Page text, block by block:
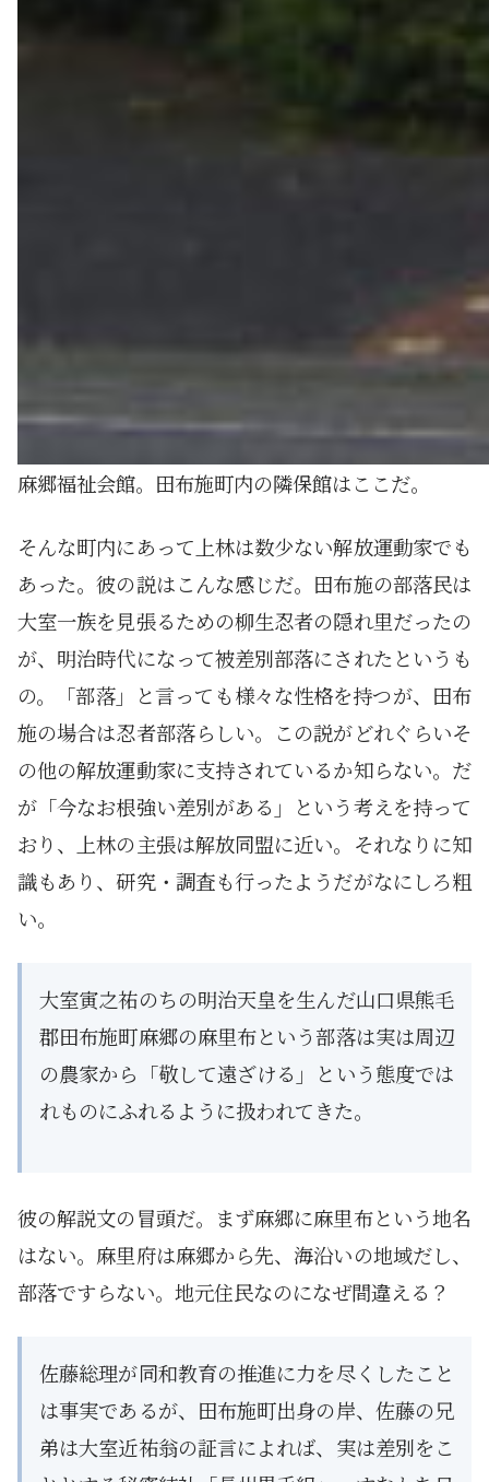
麻郷福祉会館。田布施町内の隣保館はここだ。
そんな町内にあって上林は数少ない解放運動家でも
あった。彼の説はこんな感じだ。田布施の部落民は
大室一族を見張るための柳生忍者の隠れ里だったの
が、明治時代になって被差別部落にされたというも
の。「部落」と言っても様々な性格を持つが、田布
施の場合は忍者部落らしい。この説がどれぐらいそ
の他の解放運動家に支持されているか知らない。だ
が「今なお根強い差別がある」という考えを持って
おり、上林の主張は解放同盟に近い。それなりに知
識もあり、研究・調査も行ったようだがなにしろ粗
い。
大室寅之祐のちの明治天皇を生んだ山口県熊毛
郡田布施町麻郷の麻里布という部落は実は周辺
の農家から「敬して遠ざける」という態度では
れものにふれるように扱われてきた。
彼の解説文の冒頭だ。まず麻郷に麻里布という地名
はない。麻里府は麻郷から先、海沿いの地域だし、
部落ですらない。地元住民なのになぜ間違える？
佐藤総理が同和教育の推進に力を尽くしたこと
は事実であるが、田布施町出身の岸、佐藤の兄
弟は大室近祐翁の証言によれば、実は差別をこ